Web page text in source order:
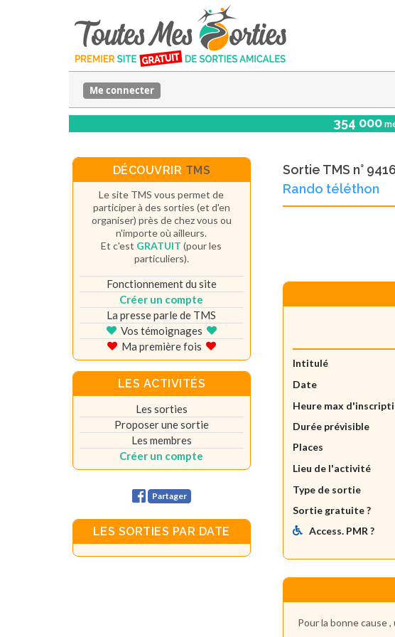
Me connecter
354 000
Sortie TMS n°
Rando téléthon
Intitulé
Date
Heure max
Durée prévisible
Places
Lieu de l'activité
Type de sortie
Sortie gratuite ?
Access. PMR ?
Pour la bonne cause
DÉCOUVRIR TMS
Le site TMS vous permet de
participer à des sorties (et d'en
organiser) près de chez vous ou
n'importe où ailleurs.
Et c'est GRATUIT (pour les
particuliers).
Fonctionnement du site
Créer un compte
La presse parle de TMS
Vos témoignages
Ma première fois
LES ACTIVITÉS
Les sorties
Proposer une sortie
Les membres
Créer un compte
Partager
LES SORTIES PAR DATE